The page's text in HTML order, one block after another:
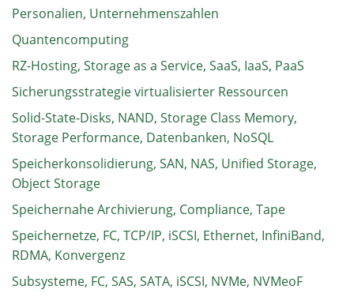
Personalien, Unternehmenszahlen
Quantencomputing
RZ-Hosting, Storage as a Service, SaaS, IaaS, PaaS
Sicherungsstrategie virtualisierter Ressourcen
Solid-State-Disks, NAND, Storage Class Memory,
Storage Performance, Datenbanken, NoSQL
Speicherkonsolidierung, SAN, NAS, Unified Storage,
Object Storage
Speichernahe Archivierung, Compliance, Tape
Speichernetze, FC, TCP/IP, iSCSI, Ethernet, InfiniBand,
RDMA, Konvergenz
Subsysteme, FC, SAS, SATA, iSCSI, NVMe, NVMeoF